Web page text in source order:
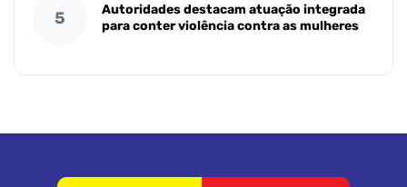
5
Autoridades destacam atuação integrada
para conter violência contra as mulheres